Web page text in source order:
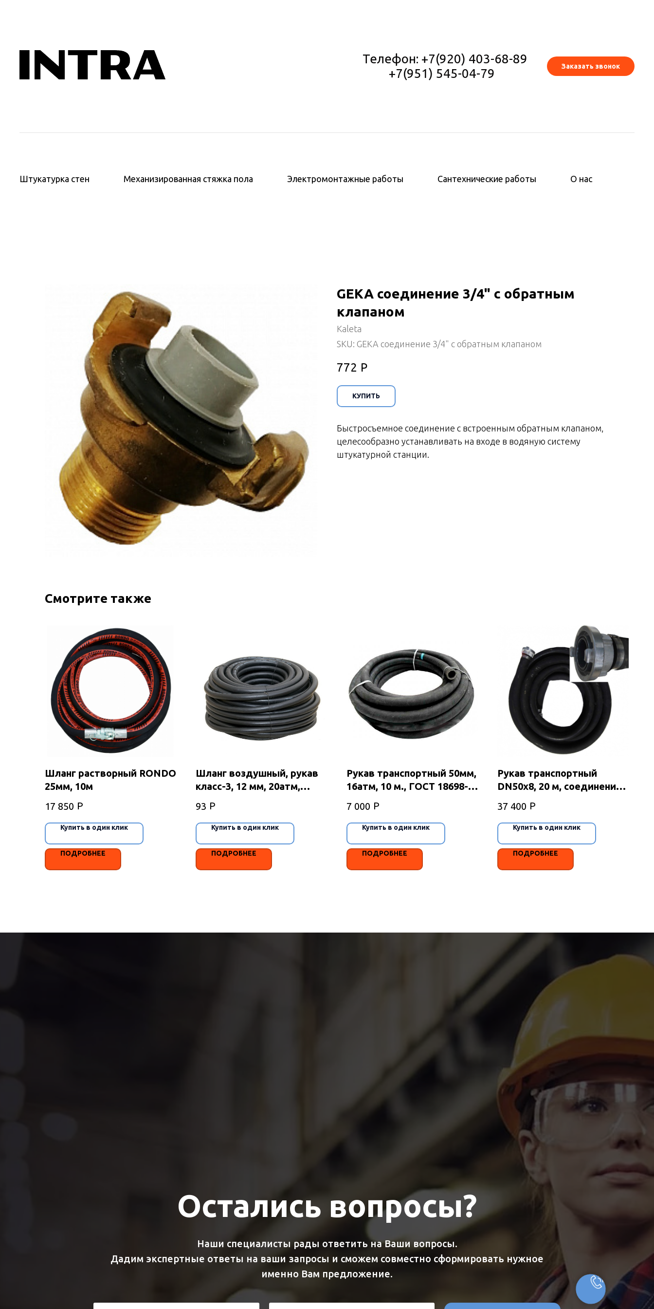
Телефон: +7(920) 403-68-89
+7(951) 545-04-79
Заказать звонок
Штукатурка стен Механизированная стяжка пола Электромонтаж Сантехнические работы О нас
Телефон: +7(920) 403-68-89
+7(951) 545-04-79
Заказать звонок
Штукатурка стен Механизированная стяжка пола Электромонтажные работы Сантехнические работы О нас
GEKA соединение 3/4" с обратным
клапаном
Kaleta
SKU: GEKA соединение 3/4" с обратным клапаном
772 Р
КУПИТЬ
Быстросъемное соединение с встроенным обратным клапаном,
целесообразно устанавливать на входе в водяную систему
штукатурной станции.
Смотрите также
Шланг растворный RONDO
25мм, 10м
17 850 Р
Купить в один клик
ПОДРОБНЕЕ
Шланг воздушный, рукав
класс-3, 12 мм, 20атм,
93 Р
Купить в один клик
ПОДРОБНЕЕ
Рукав транспортный 50мм,
16атм, 10 м., ГОСТ 18698-
7 000 Р
Купить в один клик
ПОДРОБНЕЕ
Рукав транспортный
DN50x8, 20 м, соединение
37 400 Р
Купить в один клик
ПОДРОБНЕЕ
Остались вопросы?
Наши специалисты рады ответить на Ваши вопросы.
Дадим экспертные ответы на ваши запросы и сможем совместно сформировать нужное
именно Вам предложение.